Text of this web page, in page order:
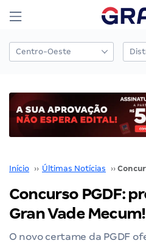
Início ›› Últimas Notícias ››
Concurso PGDF:
Gran Vade
O novo certame da PGDF